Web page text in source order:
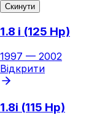
Скинути
1.8 i (125 Hp)
1997 — 2002
Відкрити
1.8i (115 Hp)